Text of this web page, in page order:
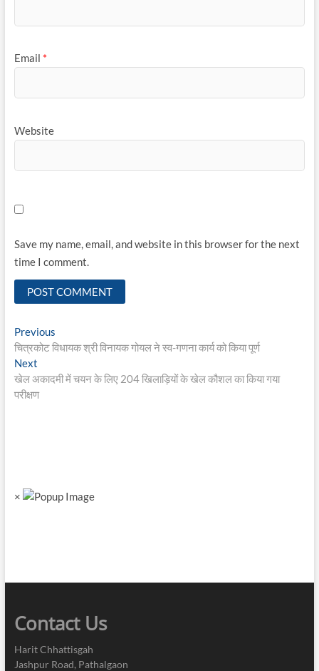
Email *
Website
Save my name, email, and website in this browser for the next
time I comment.
Post
navigation
PreviousPrevious
post:
चित्रकोट विधायक श्री विनायक गोयल ने स्व-गणना कार्य को किया पूर्ण
NextNext
post:
खेल अकादमी में चयन के लिए 204 खिलाड़ियों के खेल कौशल का किया गया
परीक्षण
×
Contact Us
Harit Chhattisgah
Jashpur Road, Pathalgaon